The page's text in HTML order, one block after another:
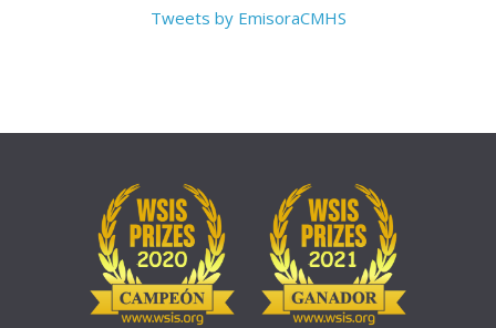
Tweets by EmisoraCMHS